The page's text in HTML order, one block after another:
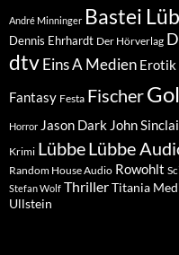
André Minninger Bastei
Dennis Ehrhardt Der Hörverlag
dtvEins A Medien Erotik
Fantasy Festa Fischer
Horror Jason Dark John
Krimi LübbeLübbe
Random House Audio Rowohlt
Stefan Wolf ThrillerTitania
Ullstein